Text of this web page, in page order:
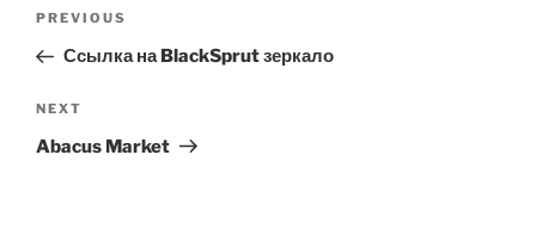
Previous
Post
PREVIOUS
Ссылка на BlackSprut зеркало
Next
Post
NEXT
Abacus Market